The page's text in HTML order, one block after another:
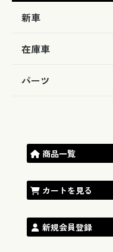
新車
在庫車
パーツ
商品一覧
カートを見る
新規会員登録